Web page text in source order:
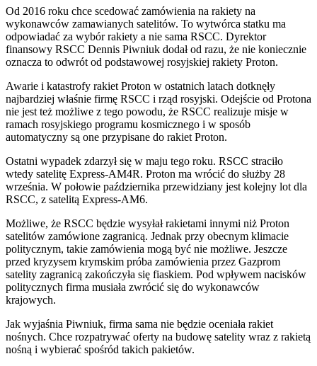
Od 2016 roku chce scedować zamówienia na rakiety na
wykonawców zamawianych satelitów. To wytwórca statku ma
odpowiadać za wybór rakiety a nie sama RSCC. Dyrektor
finansowy RSCC Dennis Piwniuk dodał od razu, że nie koniecznie
oznacza to odwrót od podstawowej rosyjskiej rakiety Proton.
Awarie i katastrofy rakiet Proton w ostatnich latach dotknęły
najbardziej właśnie firmę RSCC i rząd rosyjski. Odejście od Protona
nie jest też możliwe z tego powodu, że RSCC realizuje misje w
ramach rosyjskiego programu kosmicznego i w sposób
automatyczny są one przypisane do rakiet Proton.
Ostatni wypadek zdarzył się w maju tego roku. RSCC straciło
wtedy satelitę Express-AM4R. Proton ma wrócić do służby 28
września. W połowie października przewidziany jest kolejny lot dla
RSCC, z satelitą Express-AM6.
Możliwe, że RSCC będzie wysyłał rakietami innymi niż Proton
satelitów zamówione zagranicą. Jednak przy obecnym klimacie
politycznym, takie zamówienia mogą być nie możliwe. Jeszcze
przed kryzysem krymskim próba zamówienia przez Gazprom
satelity zagranicą zakończyła się fiaskiem. Pod wpływem nacisków
politycznych firma musiała zwrócić się do wykonawców
krajowych.
Jak wyjaśnia Piwniuk, firma sama nie będzie oceniała rakiet
nośnych. Chce rozpatrywać oferty na budowę satelity wraz z rakietą
nośną i wybierać spośród takich pakietów.